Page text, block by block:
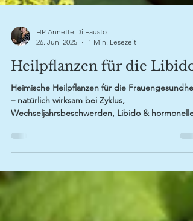
HP Annette Di Fausto
26. Juni 2025
1 Min. Lesezeit
Heilpflanzen für die Libido
Heimische Heilpflanzen für die Frauengesundheit
Wechseljahrsbeschwerden, Libido & hormoneller
Balance.